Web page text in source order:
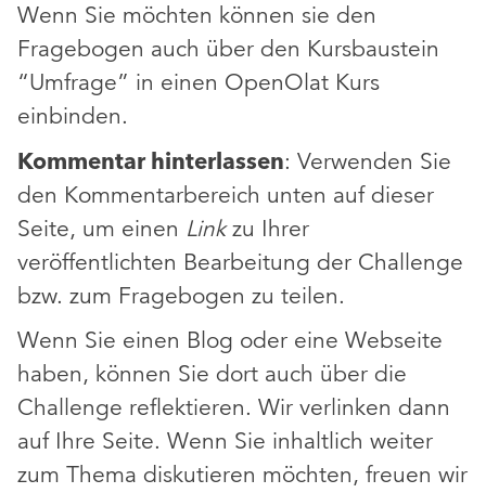
Wenn Sie möchten können sie den
Fragebogen auch über den Kursbaustein
“Umfrage” in einen OpenOlat Kurs
einbinden.
Kommentar hinterlassen: Verwenden Sie
den Kommentarbereich unten auf dieser
Seite, um einen Linkzu Ihrer
veröffentlichten Bearbeitung der Challenge
bzw. zum Fragebogen zu teilen.
Wenn Sie einen Blog oder eine Webseite
haben, können Sie dort auch über die
Challenge reflektieren. Wir verlinken dann
auf Ihre Seite. Wenn Sie inhaltlich weiter
zum Thema diskutieren möchten, freuen wir